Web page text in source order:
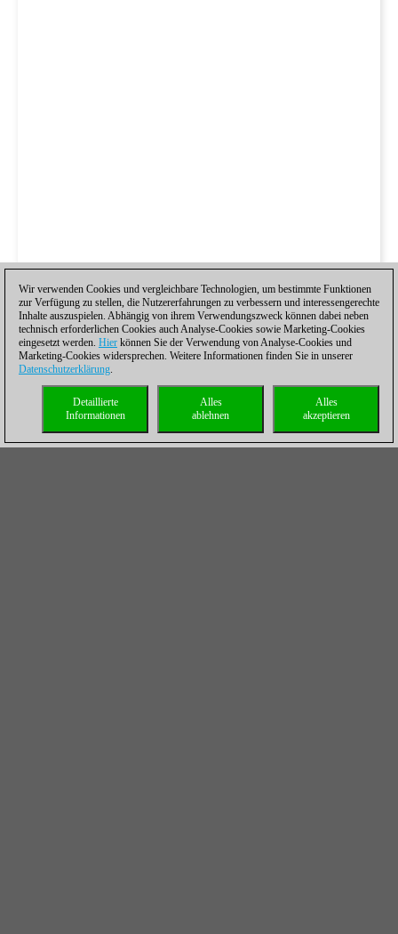
Wir verwenden Cookies und vergleichbare Technologien, um bestimmte Funktionen
zur Verfügung zu stellen, die Nutzererfahrungen zu verbessern und interessengerechte
Inhalte auszuspielen. Abhängig von ihrem Verwendungszweck können dabei neben
technisch erforderlichen Cookies auch Analyse-Cookies sowie Marketing-Cookies
eingesetzt werden. Hier können Sie der Verwendung von Analyse-Cookies und
Marketing-Cookies widersprechen. Weitere Informationen finden Sie in unserer
Datenschutzerklärung.
Alles
akzeptieren
Alles
ablehnen
Detaillierte
Informationen